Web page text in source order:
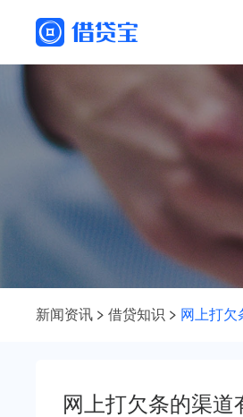
新闻资讯 借贷知识 网上打欠
网上打欠条的渠道